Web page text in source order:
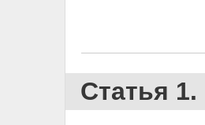
Статья 1.